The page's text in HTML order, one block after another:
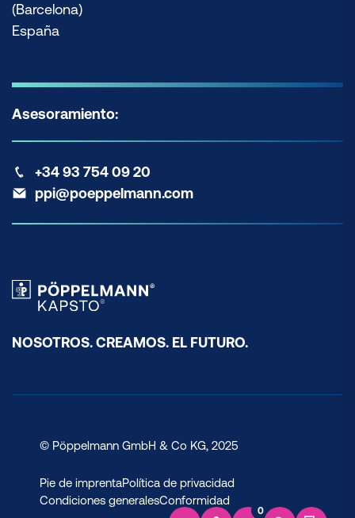
0
(Barcelona)
España
Asesoramiento:
+34 93 754 09 20
ppi@poeppelmann.com
NOSOTROS. CREAMOS. EL FUTURO.
© Pöppelmann GmbH & Co KG, 2025
Pie de imprentaPolítica de privacidad
Condiciones generalesConformidad